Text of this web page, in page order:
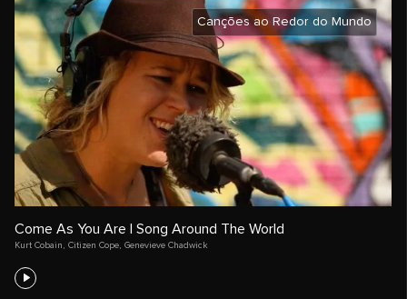
Canções ao Redor do Mundo
Come As You Are | Song Around The World
Kurt Cobain Citizen Cope Genevieve Chadwick